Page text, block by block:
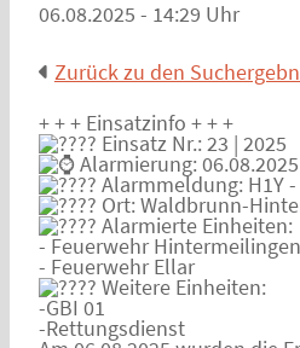
06.08.2025 - 14:29 Uhr
Zurück zu den
+ + + Einsatzinfo + + +
Einsatz Nr.: 23 | 2025
Alarmierung:
Alarmmeldung: H1Y
Ort: Waldbrunn-
Alarmierte Einheiten:
- Feuerwehr Hintermeilingen
- Feuerwehr Ellar
Weitere Einheiten:
-GBI 01
-Rettungsdienst